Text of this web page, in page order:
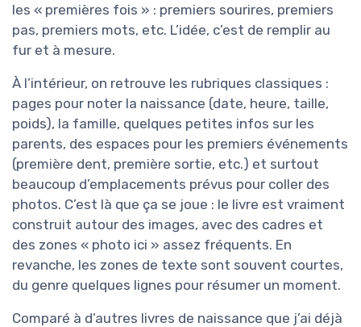
les « premières fois » : premiers sourires, premiers
pas, premiers mots, etc. L’idée, c’est de remplir au
fur et à mesure.
À l’intérieur, on retrouve les rubriques classiques :
pages pour noter la naissance (date, heure, taille,
poids), la famille, quelques petites infos sur les
parents, des espaces pour les premiers événements
(première dent, première sortie, etc.) et surtout
beaucoup d’emplacements prévus pour coller des
photos. C’est là que ça se joue : le livre est vraiment
construit autour des images, avec des cadres et
des zones « photo ici » assez fréquents. En
revanche, les zones de texte sont souvent courtes,
du genre quelques lignes pour résumer un moment.
Comparé à d’autres livres de naissance que j’ai déjà